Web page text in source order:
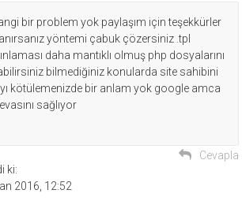
bir problem yok paylaşım için teşekkürler
yöntemi çabuk çözersiniz .tpl
daha mantıklı olmuş php dosyalarını
bilmediğiniz konularda site sahibini
kötülemenizde bir anlam yok google amca
sağlıyor
Cevapla
ki:
2016, 12:52